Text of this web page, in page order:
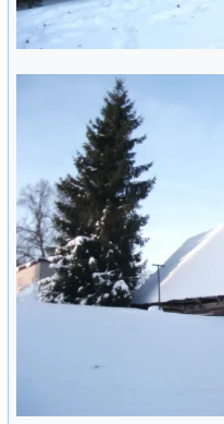
Tre bela ĉi tia vintro!